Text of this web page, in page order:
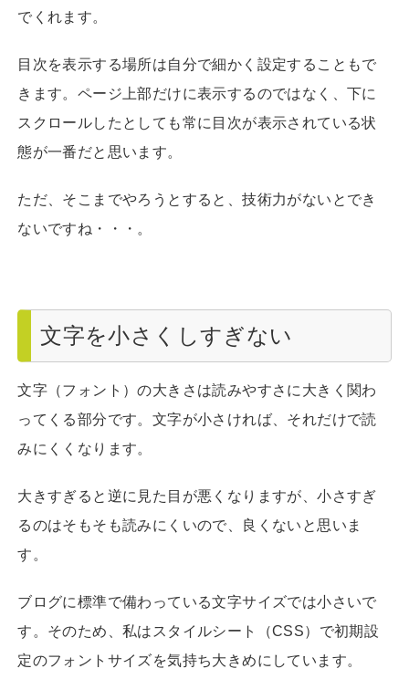
でくれます。
目次を表示する場所は自分で細かく設定することもで
きます。ページ上部だけに表示するのではなく、下に
スクロールしたとしても常に目次が表示されている状
態が一番だと思います。
ただ、そこまでやろうとすると、技術力がないとでき
ないですね・・・。
文字を小さくしすぎない
文字（フォント）の大きさは読みやすさに大きく関わ
ってくる部分です。文字が小さければ、それだけで読
みにくくなります。
大きすぎると逆に見た目が悪くなりますが、小さすぎ
るのはそもそも読みにくいので、良くないと思いま
す。
ブログに標準で備わっている文字サイズでは小さいで
す。そのため、私はスタイルシート（CSS）で初期設
定のフォントサイズを気持ち大きめにしています。